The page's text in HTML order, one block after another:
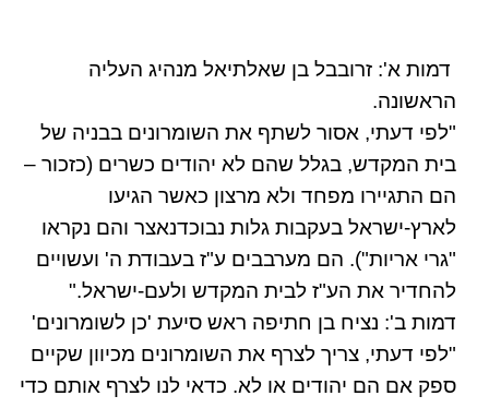
דמות א': זרובבל בן שאלתיאל מנהיג העליה
הראשונה.
"לפי דעתי, אסור לשתף את השומרונים בבניה של
בית המקדש, בגלל שהם לא יהודים כשרים (כזכור –
הם התגיירו מפחד ולא מרצון כאשר הגיעו
לארץ-ישראל בעקבות גלות נבוכדנאצר והם נקראו
"גרי אריות"). הם מערבבים ע"ז בעבודת ה' ועשויים
להחדיר את הע"ז לבית המקדש ולעם-ישראל."
דמות ב': נציח בן חתיפה ראש סיעת 'כן לשומרונים'
"לפי דעתי, צריך לצרף את השומרונים מכיוון שקיים
ספק אם הם יהודים או לא. כדאי לנו לצרף אותם כדי